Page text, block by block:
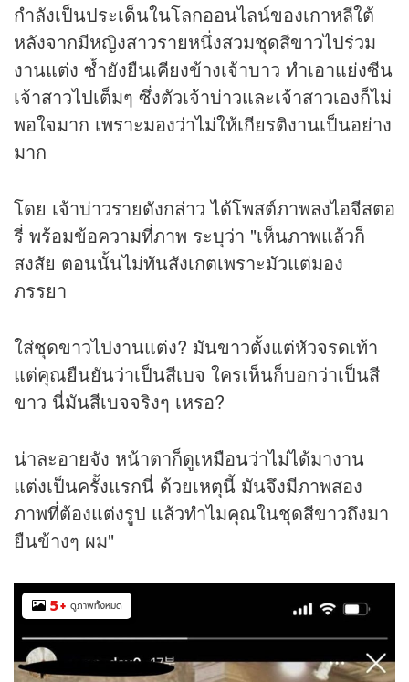
กำลังเป็นประเด็นในโลกออนไลน์ของเกาหลีใต้
หลังจากมีหญิงสาวรายหนึ่งสวมชุดสีขาวไปร่วม
งานแต่ง ซ้ำยังยืนเคียงข้างเจ้าบาว ทำเอาแย่งซีน
เจ้าสาวไปเต็มๆ ซึ่งตัวเจ้าบ่าวและเจ้าสาวเองก็ไม่
พอใจมาก เพราะมองว่าไม่ให้เกียรติงานเป็นอย่าง
มาก
โดย เจ้าบ่าวรายดังกล่าว ได้โพสต์ภาพลงไอจีสตอ
รี่ พร้อมข้อความที่ภาพ ระบุว่า "เห็นภาพแล้วก็
สงสัย ตอนนั้นไม่ทันสังเกตเพราะมัวแต่มอง
ภรรยา
ใส่ชุดขาวไปงานแต่ง? มันขาวตั้งแต่หัวจรดเท้า
แต่คุณยืนยันว่าเป็นสีเบจ ใครเห็นก็บอกว่าเป็นสี
ขาว นี่มันสีเบจจริงๆ เหรอ?
น่าละอายจัง หน้าตาก็ดูเหมือนว่าไม่ได้มางาน
แต่งเป็นครั้งแรกนี่ ด้วยเหตุนี้ มันจึงมีภาพสอง
ภาพที่ต้องแต่งรูป แล้วทำไมคุณในชุดสีขาวถึงมา
ยืนข้างๆ ผม"
5+ ดูภาพทั้งหมด